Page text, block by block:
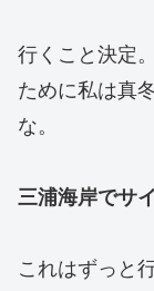
行くこと決定
ために私は真
な。
三浦海岸でサ
これはずっと